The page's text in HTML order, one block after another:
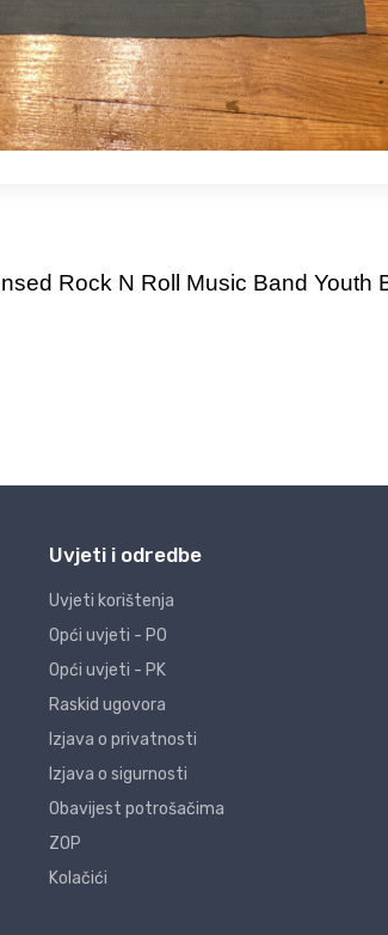
Uvjeti i odredbe
Uvjeti korištenja
Opći uvjeti - PO
Opći uvjeti - PK
Raskid ugovora
Izjava o privatnosti
Izjava o sigurnosti
Obavijest potrošačima
ZOP
Kolačići